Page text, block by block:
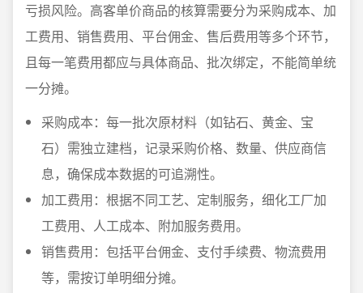
亏损风险。高客单价商品的核算需要分为采购成本、加
工费用、销售费用、平台佣金、售后费用等多个环节，
且每一笔费用都应与具体商品、批次绑定，不能简单统
一分摊。
采购成本：每一批次原材料（如钻石、黄金、宝
石）需独立建档，记录采购价格、数量、供应商信
息，确保成本数据的可追溯性。
加工费用：根据不同工艺、定制服务，细化工厂加
工费用、人工成本、附加服务费用。
销售费用：包括平台佣金、支付手续费、物流费用
等，需按订单明细分摊。